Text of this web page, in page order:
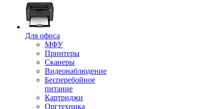
Для офиса
МФУ
Принтеры
Сканеры
Видеонаблюдение
Бесперебойное
питание
Картриджи
Оргтехника